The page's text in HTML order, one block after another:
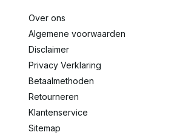
Over ons
Algemene voorwaarden
Disclaimer
Privacy Verklaring
Betaalmethoden
Retourneren
Klantenservice
Sitemap